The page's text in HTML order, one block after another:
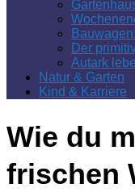
Der
Autark
Natur & Garten
Kind & Karriere
Wie du
frischen